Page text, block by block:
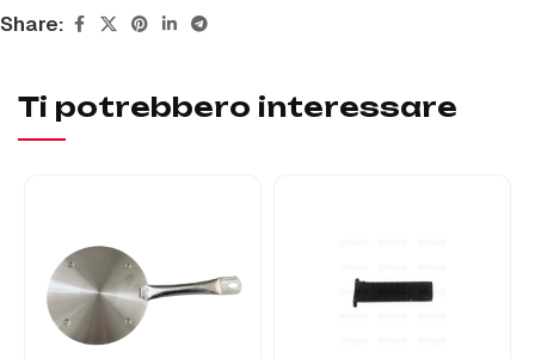
Share:
Ti potrebbero interessare